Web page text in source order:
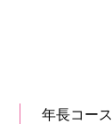
年長コース